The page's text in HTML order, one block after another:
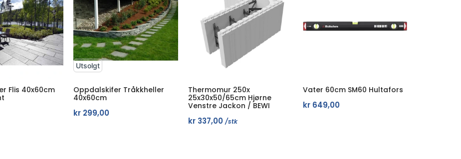
Flis 40x60cm
Oppdalskifer Tråkkheller
40x60cm
kr 299,00
Utsolgt
Thermomur 250x
25x30x50/65cm Hjørne
Venstre Jackon / BEWI
kr337,00 /stk
Vater 60cm SM60 Hultafors
kr649,00